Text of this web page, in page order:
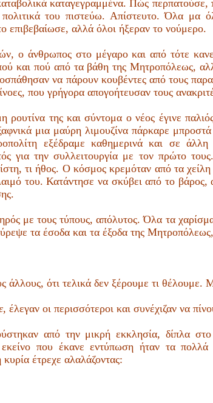
καταγεγραμμένα. Πώς περπατούσε,
πολιτικά του πιστεύω. Απίστευτο. Όλα
επιβεβαίωσε, αλλά όλοι ήξεραν το νούμερο.
ο άνθρωπος στο μέγαρο και από τότε
και πού από τα βάθη της Μητροπόλεως,
να πάρουν κουβέντες από τους
που γρήγορα απογοήτευσαν τους
της και σύντομα ο νέος έγινε
μια μαύρη λιμουζίνα πάρκαρε
εξέδραμε καθημερινά και σε άλλη
για την συλλειτουργία με τον πρώτο
τι ήθος. Ο κόσμος κρεμόταν από τα
του. Κατάντησε να σκύβει από το βάρος,
με τους τύπους, απόλυτος. Όλα τα
τα έσοδα και τα έξοδα της
άλλους, ότι τελικά δεν ξέρουμε τι θέλουμε.
έλεγαν οι περισσότεροι και συνέχιζαν να
από την μικρή εκκλησία, δίπλα
που έκανε εντύπωση ήταν τα
έτρεχε αλαλάζοντας: